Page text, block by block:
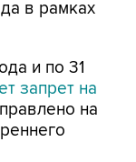
в рамках
и по 31
запрет на
на